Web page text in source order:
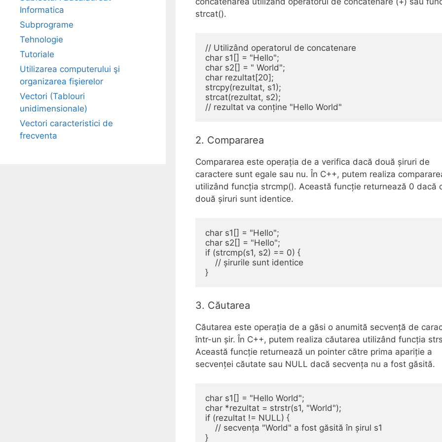
strcat().
// Utilizând operatorul de concatenare
char s1[] = "Hello";
char s2[] = " World";
char rezultat[20];
strcpy(rezultat, s1);
strcat(rezultat, s2);
2. Compararea
Compararea este operația de a verifica dacă două șiruri de
caractere sunt egale sau nu. În C++, putem realiza
utilizând funcția strcmp(). Această funcție returnează 0 dacă
două șiruri sunt identice.
char s1[] = "Hello";
char s2[] = "Hello";
if (strcmp(s1, s2) == 0) {
    // șirurile sunt identice
3. Căutarea
Căutarea este operația de a găsi o anumită secvență de
într-un șir. În C++, putem realiza căutarea utilizând funcția
Această funcție returnează un pointer către prima apariție a
secvenței căutate sau NULL dacă secvența nu a fost găsită.
char s1[] = "Hello World";
char *rezultat = strstr(s1, "World");
if (rezultat != NULL) {
    // secvența "World" a fost găsită în șirul s1
Informatica
Subprograme
Tehnologie
Tutoriale
Utilizarea computerului şi
organizarea fişierelor
Vectori (Tablouri
unidimensionale)
Vectori caracteristici de
frecventa